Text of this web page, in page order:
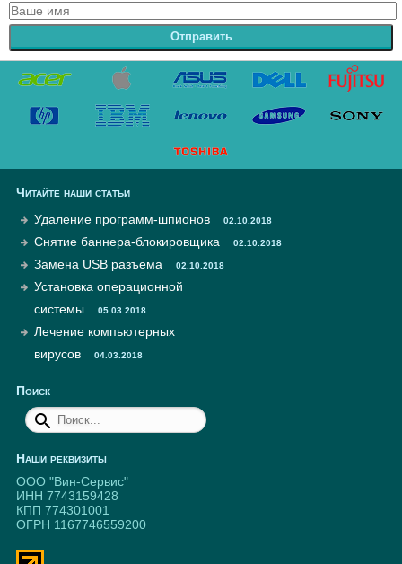
Отправить
Читайте наши статьи
Удаление программ-шпионов
02.10.2018
Снятие баннера-блокировщика 02.10.2018
Замена USB разъема 02.10.2018
Установка операционной
системы
05.03.2018
Лечение компьютерных
вирусов
04.03.2018
Поиск
Наши реквизиты
ООО "Вин-Сервис"
ИНН 7743159428
КПП 774301001
ОГРН 1167746559200